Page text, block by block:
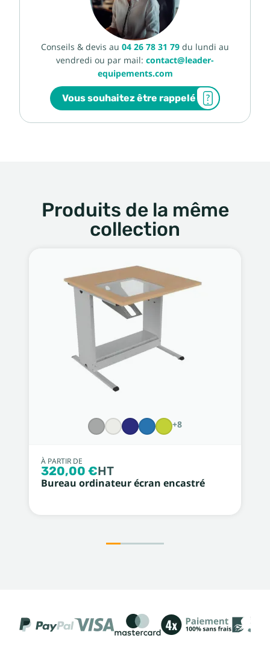
Conseils & devis au 04 26 78 31 79 du lundi au
vendredi ou par mail: contact@leader-
equipements.com
Vous souhaitez être rappelé
Produits de la même
collection
+8
À PARTIR DE
320,00 €HT
Bureau ordinateur écran encastré